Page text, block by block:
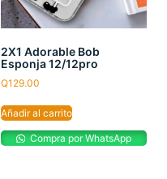
2X1 Adorable Bob
Esponja 12/12pro
Q129.00
Añadir al carrito
Compra por WhatsApp